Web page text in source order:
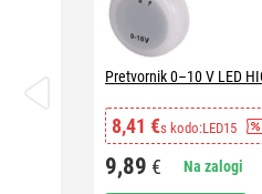
Pretvornik 0–10 V LED
8,41 €s kodo:LED15
9,89 € Na zalogi